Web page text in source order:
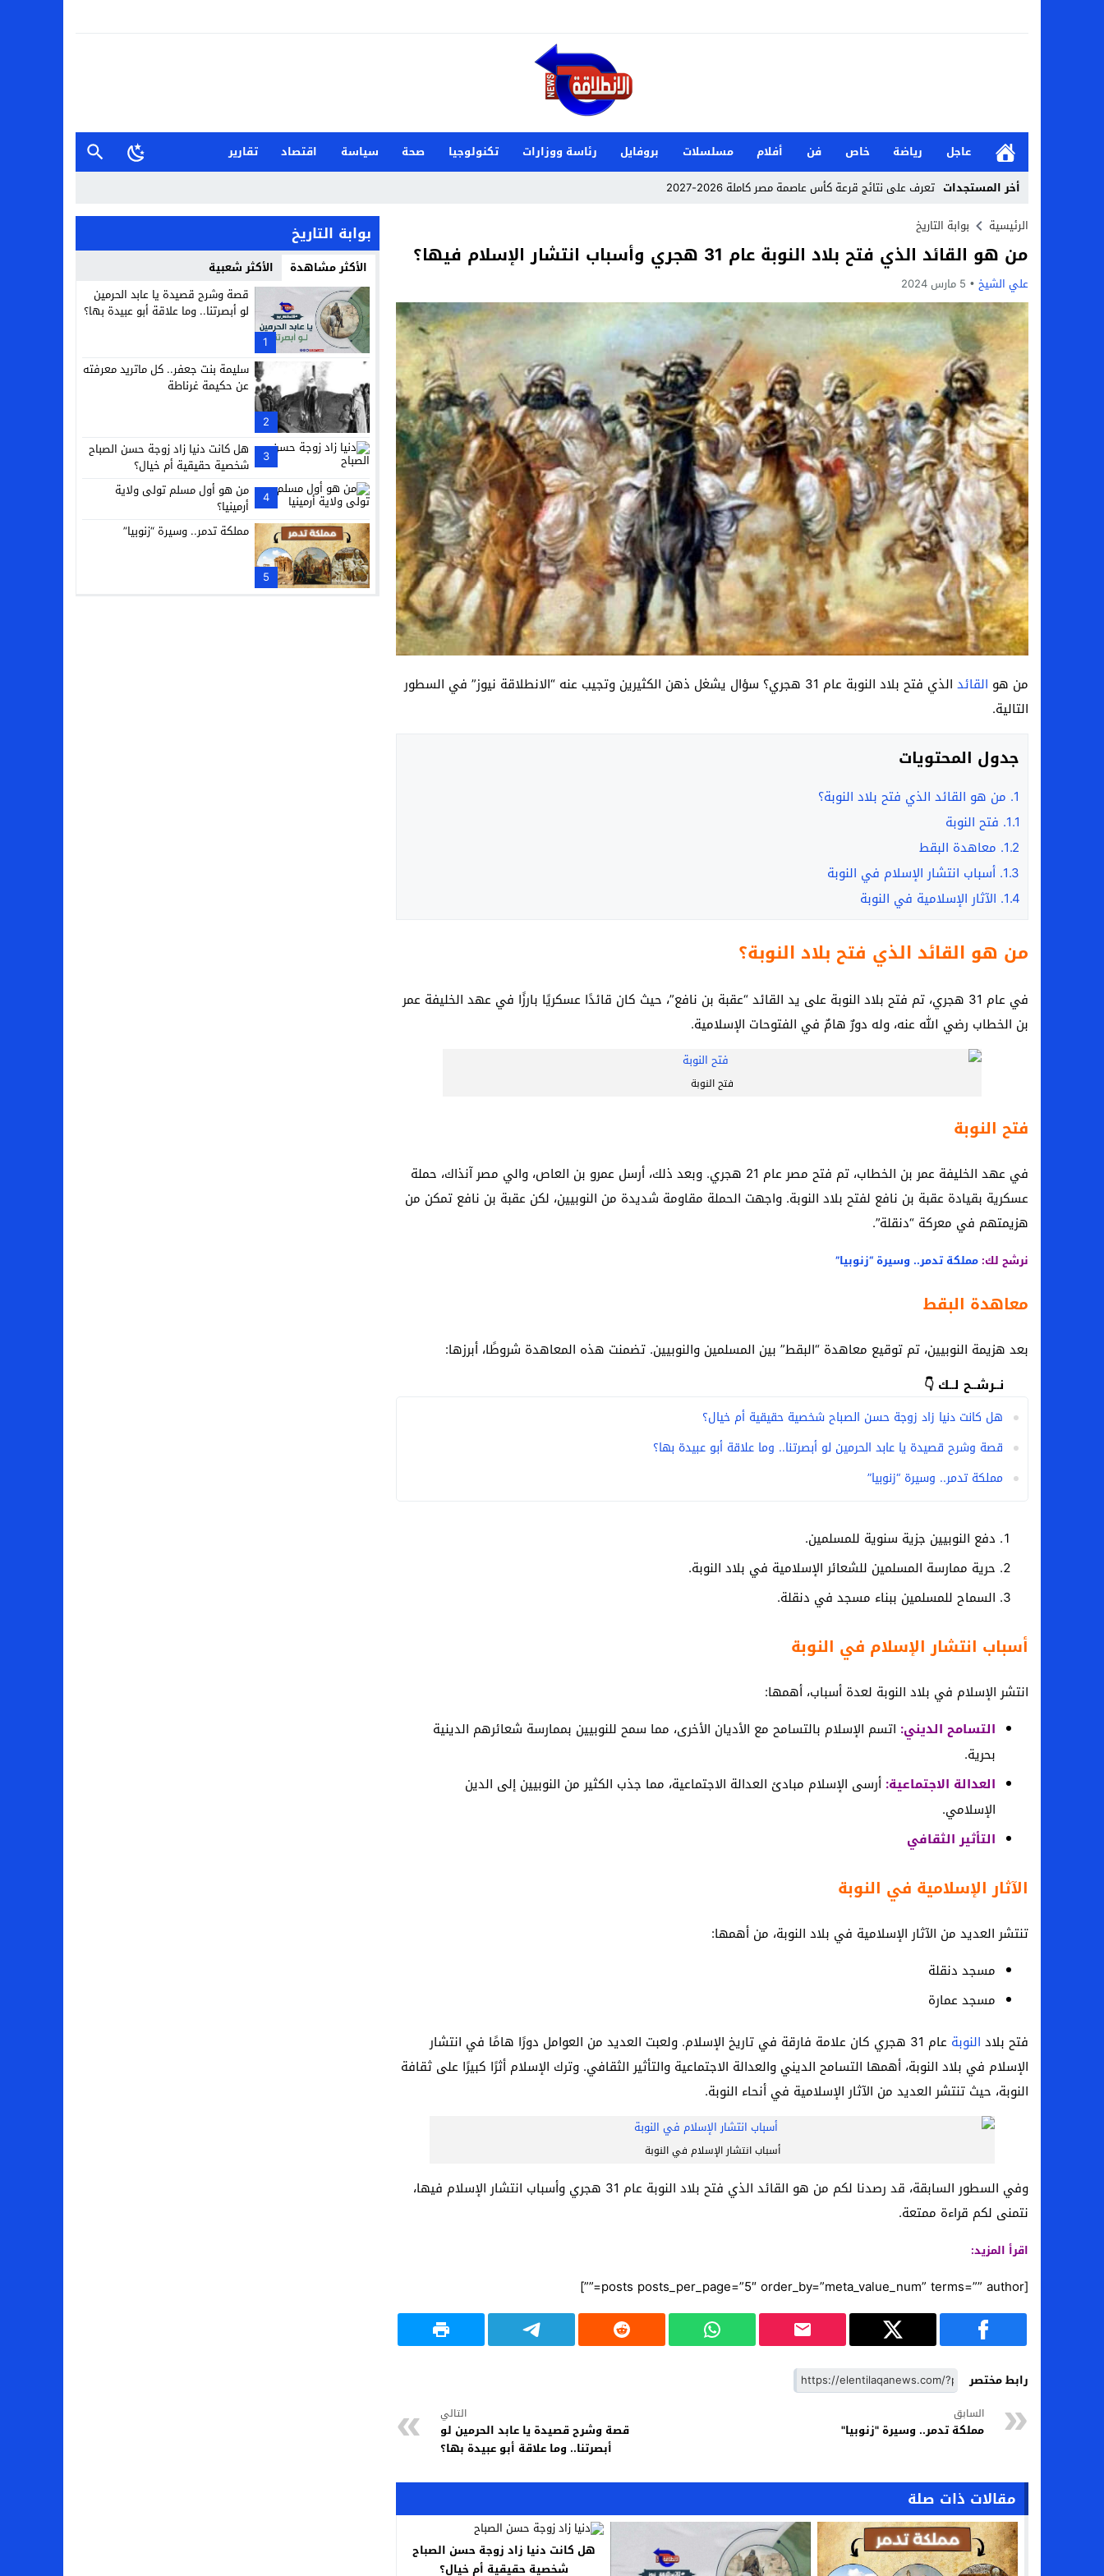
عاجل رياضة خاص فن أفلام مسلسلات بروفايل رئاسة ووزارات تكنولوجيا صحة سياسة اقتصاد
تقارير
أخر المستجدات تعرف على نتائج قرعة كأس عاصمة مصر كاملة 2026-2027
من هي جيداء كامل بطلة الملحمة؟.. تالقت أمام الدنمارك وصنعت تاريخًا جديدًا لناشئات اليد
بحث في الإسلام بسببها.. من هي هيفا سالم علي زوجة ميكا غودتس نجم سان جيرمان القادم؟
لماذا تنجح بعض الحملات التسويقية بينما تفشل أخرى في السوق السعودي؟
بعد فسخ عقده.. حصاد وأرقام سيف الدين الجزيري مع الزمالك
السيرة الذاتية للدكتورة آيات حسن شمس الدين عميد كلية “آداب كفر الشيخ”
سامو كوستا في معسكر النصر السعودي.. هل انتهت أزمة العالمي المالية؟
إنهاء تعاقد سيف الدين الجزيري مع الزمالك رسميًا
من هي لوز مينديز زوجة إبراهيم دياز بعد خطفها للأنظار؟
الموصل العراقي يعلن ضم المهاجم يوسف أسامة نبيه
الرئيسية بوابة التاريخ
من هو القائد الذي فتح بلاد النوبة عام 31 هجري وأسباب انتشار الإسلام فيها؟
علي الشيخ 5 مارس 2024
من هو القائد
الذي فتح بلاد النوبة عام 31 هجري؟ سؤال يشغل ذهن الكثيرين وتجيب عنه “الانطلاقة نيوز” في السطور
التالية.
جدول المحتويات
1. من هو القائد الذي فتح بلاد النوبة؟
1.1. فتح النوبة
1.2. معاهدة البقط
1.3. أسباب انتشار الإسلام في النوبة
1.4. الآثار الإسلامية في النوبة
من هو القائد الذي فتح بلاد النوبة؟
في عام 31 هجري، تم فتح بلاد النوبة على يد القائد “عقبة بن نافع”، حيث كان قائدًا عسكريًا بارزًا في عهد الخليفة عمر
بن الخطاب رضي الله عنه، وله دورٌ هامٌ في الفتوحات الإسلامية.
فتح النوبة
فتح النوبة
في عهد الخليفة عمر بن الخطاب، تم فتح مصر عام 21 هجري. وبعد ذلك، أرسل عمرو بن العاص، والي مصر آنذاك، حملة
عسكرية بقيادة عقبة بن نافع لفتح بلاد النوبة. واجهت الحملة مقاومة شديدة من النوبيين، لكن عقبة بن نافع تمكن من
هزيمتهم في معركة “دنقلة”.
نرشح لك: مملكة تدمر.. وسيرة “زنوبيا”
معاهدة البقط
بعد هزيمة النوبيين، تم توقيع معاهدة “البقط” بين المسلمين والنوبيين. تضمنت هذه المعاهدة شروطًا، أبرزها:
نــرشــح لــك 👇
هل كانت دنيا زاد زوجة حسن الصباح شخصية حقيقية أم خيال؟
قصة وشرح قصيدة يا عابد الحرمين لو أبصرتنا.. وما علاقة أبو عبيدة بها؟
مملكة تدمر.. وسيرة “زنوبيا”
دفع النوبيين جزية سنوية للمسلمين.
حرية ممارسة المسلمين للشعائر الإسلامية في بلاد النوبة.
السماح للمسلمين ببناء مسجد في دنقلة.
أسباب انتشار الإسلام في النوبة
انتشر الإسلام في بلاد النوبة لعدة أسباب، أهمها:
التسامح الديني: اتسم الإسلام بالتسامح مع الأديان الأخرى، مما سمح للنوبيين بممارسة شعائرهم الدينية
بحرية.
العدالة الاجتماعية: أرسى الإسلام مبادئ العدالة الاجتماعية، مما جذب الكثير من النوبيين إلى الدين
الإسلامي.
التأثير الثقافي
الآثار الإسلامية في النوبة
تنتشر العديد من الآثار الإسلامية في بلاد النوبة، من أهمها:
مسجد دنقلة
مسجد عمارة
فتح بلاد النوبة
عام 31 هجري كان علامة فارقة في تاريخ الإسلام. ولعبت العديد من العوامل دورًا هامًا في انتشار
الإسلام في بلاد النوبة، أهمها التسامح الديني والعدالة الاجتماعية والتأثير الثقافي. وترك الإسلام أثرًا كبيرًا على ثقافة
النوبة، حيث تنتشر العديد من الآثار الإسلامية في أنحاء النوبة.
أسباب انتشار الإسلام في النوبة
وفي السطور السابقة، قد رصدنا لكم من هو القائد الذي فتح بلاد النوبة عام 31 هجري وأسباب انتشار الإسلام فيها،
نتمنى لكم قراءة ممتعة.
اقرأ المزيد:
[posts posts_per_page=”5″ order_by=”meta_value_num” terms=”” author=””]
رابط مختصر
السابق
مملكة تدمر.. وسيرة "زنوبيا"
التالي
قصة وشرح قصيدة يا عابد الحرمين لو
أبصرتنا.. وما علاقة أبو عبيدة بها؟
مقالات ذات صلة
هل كانت دنيا زاد زوجة حسن الصباح
شخصية حقيقية أم خيال؟
بوابة التاريخ
الأكثر مشاهدة الأكثر شعبية
1
قصة وشرح قصيدة يا عابد الحرمين
لو أبصرتنا.. وما علاقة أبو عبيدة بها؟
2
سليمة بنت جعفر.. كل ماتريد معرفته
عن حكيمة غرناطة
3
هل كانت دنيا زاد زوجة حسن الصباح
شخصية حقيقية أم خيال؟
4
من هو أول مسلم تولى ولاية
أرمينيا؟
5
مملكة تدمر.. وسيرة “زنوبيا”